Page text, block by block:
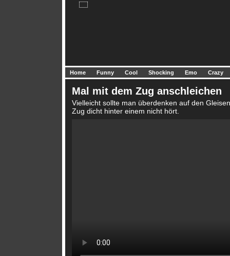
Home Funny Cool Shocking Emo Crazy
Mal mit dem Zug anschleichen
Vielleicht sollte man überdenken auf den
Zug dicht hinter einem nicht hört.